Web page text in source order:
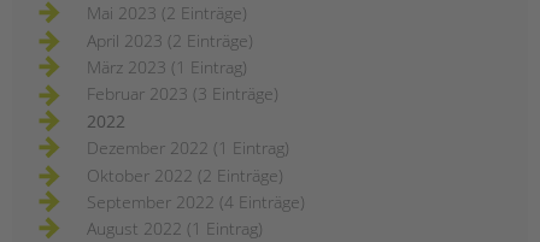
Mai 2023 (2 Einträge)
April 2023 (2 Einträge)
März 2023 (1 Eintrag)
Februar 2023 (3 Einträge)
2022
Dezember 2022 (1 Eintrag)
Oktober 2022 (2 Einträge)
September 2022 (4 Einträge)
August 2022 (1 Eintrag)